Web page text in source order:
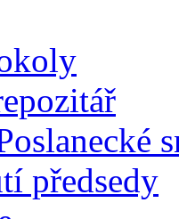
předsedy